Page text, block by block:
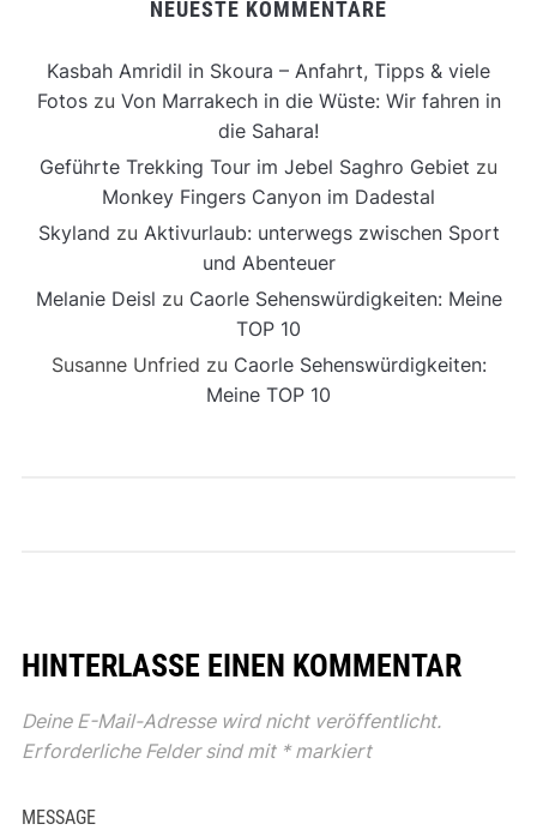
NEUESTE KOMMENTARE
Kasbah Amridil in Skoura – Anfahrt, Tipps & viele
Fotoszu Von Marrakech in die Wüste: Wir fahren in
die Sahara!
Geführte Trekking Tour im Jebel Saghro Gebiet zu
Monkey Fingers Canyon im Dadestal
Skyland zu Aktivurlaub: unterwegs zwischen Sport
und Abenteuer
Melanie Deisl zu Caorle Sehenswürdigkeiten: Meine
TOP 10
Susanne Unfried zu Caorle Sehenswürdigkeiten:
Meine TOP 10
HINTERLASSE EINEN KOMMENTAR
Deine E-Mail-Adresse wird nicht veröffentlicht.
Erforderliche Felder sind mit *markiert
MESSAGE